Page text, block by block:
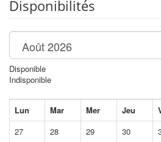
Disponibilités
Disponible
Indisponible
Lun Mar Mer Jeu
27
28 29 30